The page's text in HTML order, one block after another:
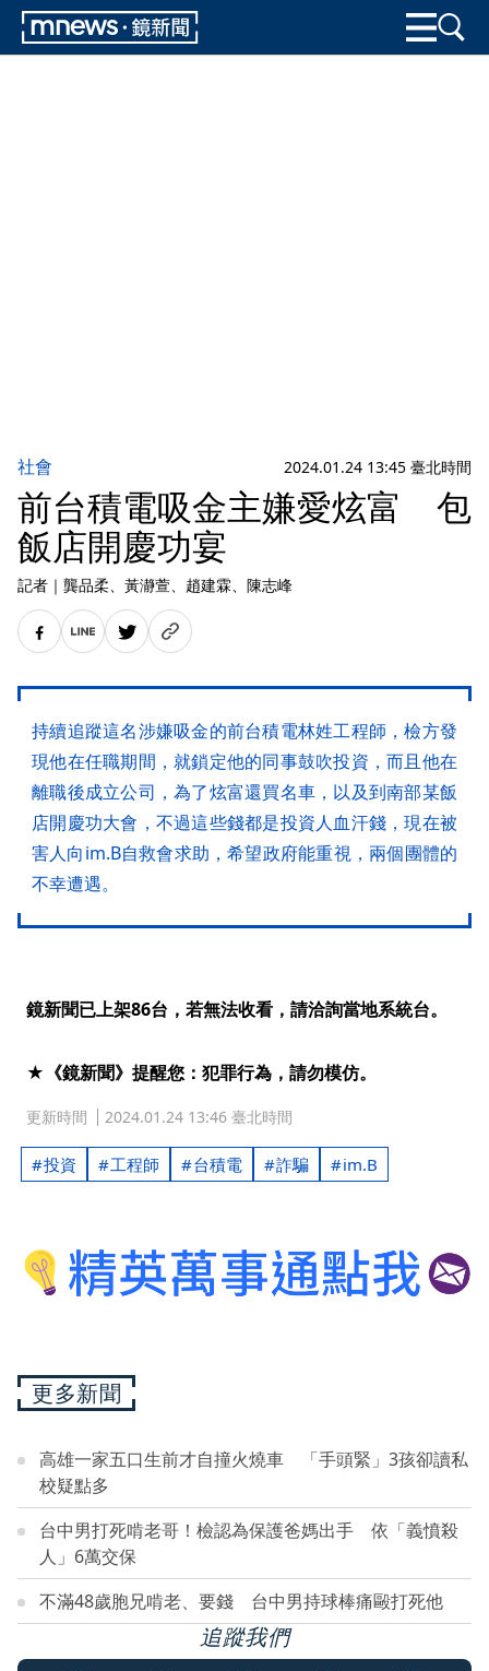
社會 2024.01.24 13:45 臺北時間
前台積電吸金主嫌愛炫富 包
飯店開慶功宴
記者 ｜ 龔品柔、黃瀞萱、趙建霖、陳志峰
持續追蹤這名涉嫌吸金的前台積電林姓工程師，檢方發
現他在任職期間，就鎖定他的同事鼓吹投資，而且他在
離職後成立公司，為了炫富還買名車，以及到南部某飯
店開慶功大會，不過這些錢都是投資人血汗錢，現在被
害人向im.B自救會求助，希望政府能重視，兩個團體的
不幸遭遇。
鏡新聞已上架86台，若無法收看，請洽詢當地系統台。
★《鏡新聞》提醒您：犯罪行為，請勿模仿。
更新時間 2024.01.24 13:46 臺北時間
投資 工程師 台積電 詐騙 im.B
更多新聞
高雄一家五口生前才自撞火燒車 「手頭緊」3孩卻讀私
校疑點多
台中男打死啃老哥！檢認為保護爸媽出手 依「義憤殺
人」6萬交保
不滿48歲胞兄啃老、要錢 台中男持球棒痛毆打死他
追蹤我們